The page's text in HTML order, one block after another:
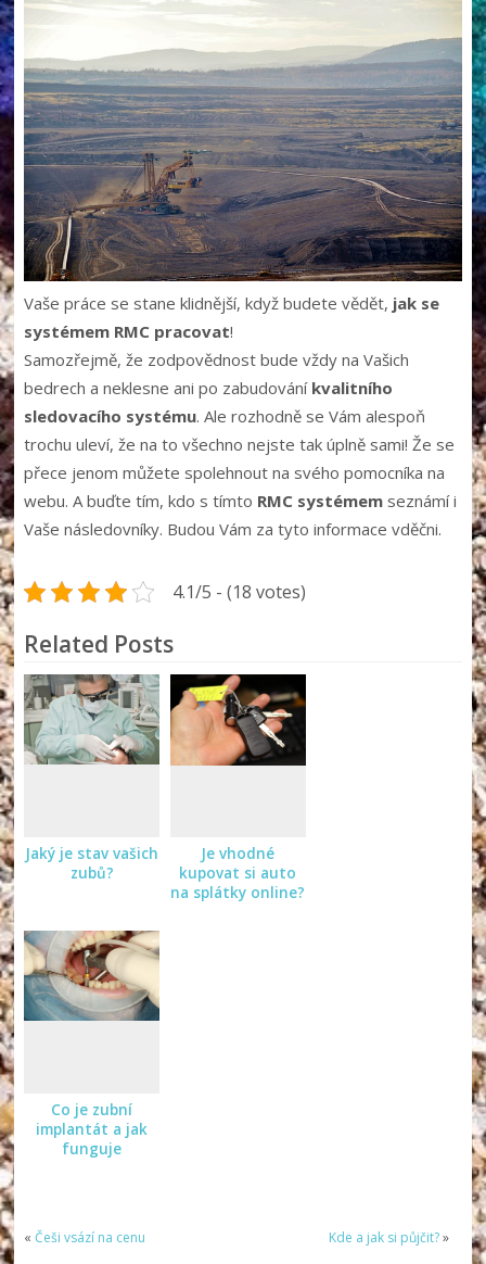
Vaše práce se stane klidnější, když budete vědět, jak se
systémem RMC pracovat!
Samozřejmě, že zodpovědnost bude vždy na Vašich
bedrech a neklesne ani po zabudování kvalitního
sledovacího systému. Ale rozhodně se Vám alespoň
trochu uleví, že na to všechno nejste tak úplně sami! Že se
přece jenom můžete spolehnout na svého pomocníka na
webu. A buďte tím, kdo s tímto RMC systémemseznámí i
Vaše následovníky. Budou Vám za tyto informace vděčni.
4.1/5 - (18 votes)
Related Posts
Jaký je stav vašich
zubů?
Je vhodné
kupovat si auto
na splátky online?
Co je zubní
implantát a jak
funguje
« Češi vsází na cenu Kde a jak si půjčit?»